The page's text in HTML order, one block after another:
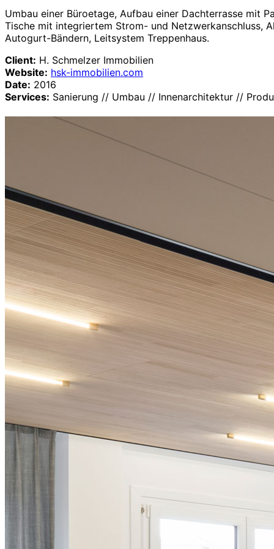
Umbau einer Büroetage, Aufbau einer Dachterrasse mit
Tische mit integriertem Strom- und Netzwerkanschluss,
Autogurt-Bändern, Leitsystem Treppenhaus.
Client: H. Schmelzer Immobilien
Website: hsk-immobilien.com
Date: 2016
Services: Sanierung // Umbau // Innenarchitektur //